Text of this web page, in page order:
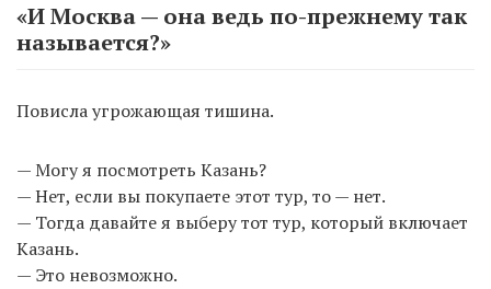
«И Москва — она ведь по-прежнему так
называется?»
Повисла угрожающая тишина.
— Могу я посмотреть Казань?
— Нет, если вы покупаете этот тур, то — нет.
— Тогда давайте я выберу тот тур, который включает
Казань.
— Это невозможно.